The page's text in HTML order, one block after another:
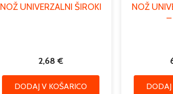
NOŽ UNIVERZALNI ŠIROKI
2,68 €
DODAJ V KOŠARICO
NOŽ